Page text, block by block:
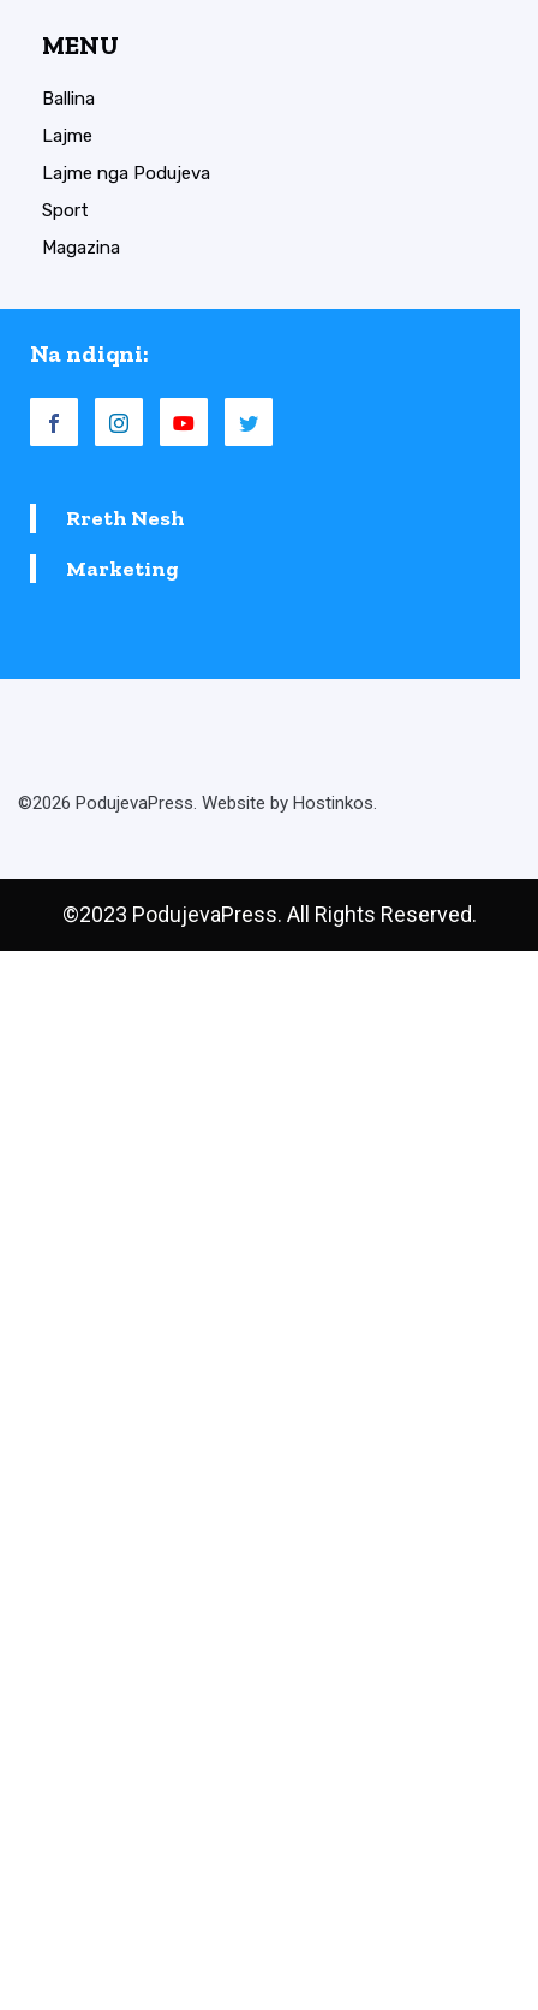
MENU
Ballina
Lajme
Lajme nga Podujeva
Sport
Magazina
Na ndiqni:
Rreth Nesh
Marketing
©2026 PodujevaPress. Website by Hostinkos.
©2023 PodujevaPress. All Rights Reserved.